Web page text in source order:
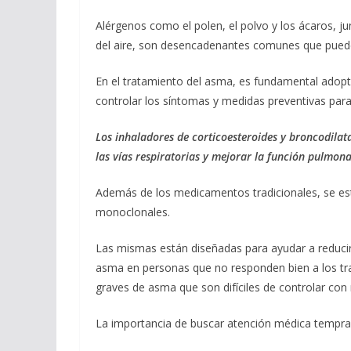
Alérgenos como el polen, el polvo y los ácaros,
del aire, son desencadenantes comunes que
En el tratamiento del asma, es fundamental
controlar los síntomas y medidas preventivas
Los inhaladores de corticoesteroides y
las vías respiratorias y mejorar la función
Además de los medicamentos tradicionales, se
monoclonales.
Las mismas están diseñadas para ayudar a
asma en personas que no responden bien a los
graves de asma que son difíciles de controlar
La importancia de buscar atención médica